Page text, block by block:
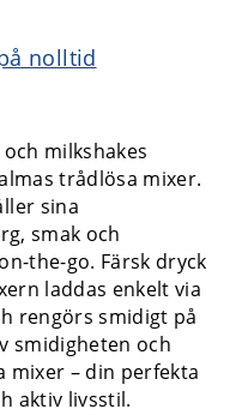
nolltid
milkshakes
trådlösa mixer.
sina
smak och
the-go. Färsk dryck
laddas enkelt via
rengörs smidigt på
smidigheten och
mixer – din perfekta
aktiv livsstil.